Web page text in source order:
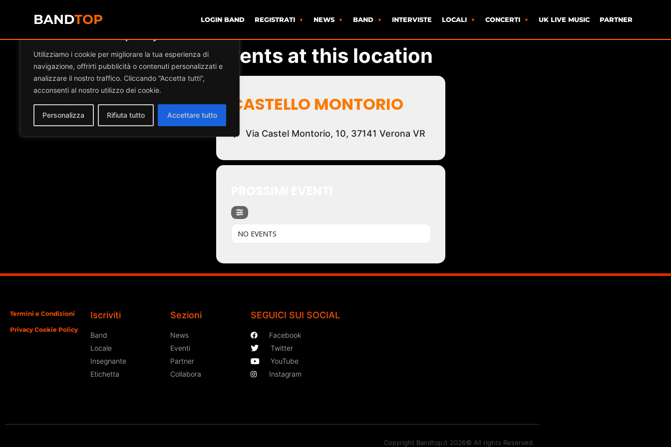
Utilizziamo i cookie per migliorare la tua esperienza di
navigazione, offrirti pubblicità o contenuti personalizzati e
analizzare il nostro traffico. Cliccando “Accetta tutti”,
acconsenti al nostro utilizzo dei cookie.
Personalizza Rifiuta tutto Accettare tutto
BANDTOP LOGIN BAND REGISTRATI NEWS BAND INTERVISTE LOCALI CONCERTI UK LIVE MUSIC PARTNER
Events at this location
CASTELLO MONTORIO
Via Castel Montorio, 10, 37141 Verona VR
NO EVENTS
Termini e Condizioni
Privacy Cookie Policy
Iscriviti
Band
Locale
Insegnante
Etichetta
Sezioni
News
Eventi
Partner
Collabora
SEGUICI SUI SOCIAL
Facebook
Twitter
YouTube
Instagram
Copyright Bandtop.it 2026© All rights Reserved.